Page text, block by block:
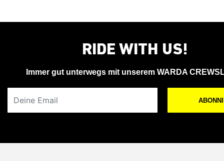
RIDE WITH US!
Immer gut unterwegs mit unserem WARDA